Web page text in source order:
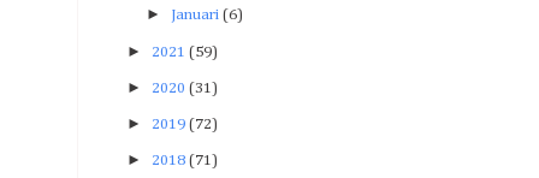
► Januari (6)
► 2021 (59)
► 2020 (31)
► 2019 (72)
► 2018 (71)